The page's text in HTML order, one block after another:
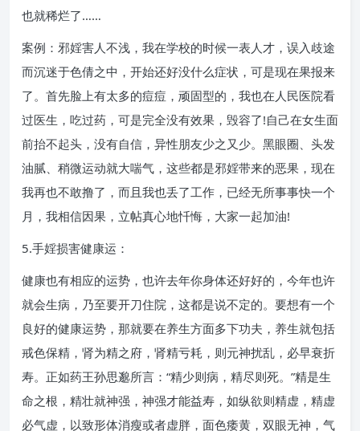
也就稀烂了……
案例：邪婬害人不浅，我在学校的时候一表人才，误入歧途
而沉迷于色倩之中，开始还好没什么症状，可是现在果报来
了。首先脸上有太多的痘痘，顽固型的，我也在人民医院看
过医生，吃过药，可是完全没有效果，毁容了!自己在女生面
前抬不起头，没有自信，异性朋友少之又少。黑眼圈、头发
油腻、稍微运动就大喘气，这些都是邪婬带来的恶果，现在
我再也不敢撸了，而且我也丢了工作，已经无所事事快一个
月，我相信因果，立帖真心地忏悔，大家一起加油!
5.手婬损害健康运：
健康也有相应的运势，也许去年你身体还好好的，今年也许
就会生病，乃至要开刀住院，这都是说不定的。要想有一个
良好的健康运势，那就要在养生方面多下功夫，养生就包括
戒色保精，肾为精之府，肾精亏耗，则元神扰乱，必早衰折
寿。正如药王孙思邈所言：“精少则病，精尽则死。”精是生
命之根，精壮就神强，神强才能益寿，如纵欲则精虚，精虚
必气虚，以致形体消瘦或者虚胖，面色痿黄，双眼无神，气